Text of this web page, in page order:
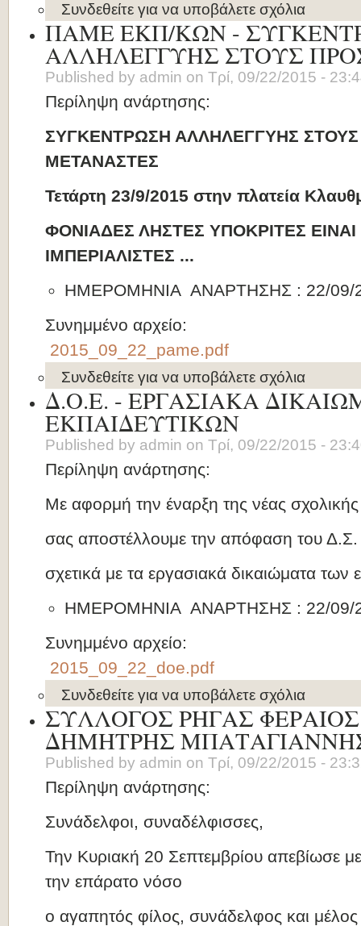
Συνδεθείτε για να υποβάλετε σχόλια
ΠΑΜΕ ΕΚΠ/ΚΩΝ -
ΑΛΛΗΛΕΓΓΥΗΣ ΣΤΟΥΣ
Published by admin on Τρί, 09/22/2015 -
Περίληψη ανάρτησης:
ΣΥΓΚΕΝΤΡΩΣΗ ΑΛΛΗΛΕΓΓΥΗΣ
ΜΕΤΑΝΑΣΤΕΣ
Τετάρτη 23/9/2015 στην πλατεία
ΦΟΝΙΑΔΕΣ ΛΗΣΤΕΣ ΥΠΟΚΡΙΤΕΣ ΕΙΝΑΙ
ΙΜΠΕΡΙΑΛΙΣΤΕΣ ...
ΗΜΕΡΟΜΗΝΙΑ ΑΝΑΡΤΗΣΗΣ : 22/09/
Συνημμένο αρχείο:
2015_09_22_pame.pdf
Συνδεθείτε για να υποβάλετε σχόλια
Δ.Ο.Ε. - ΕΡΓΑΣΙΑΚΑ
ΕΚΠΑΙΔΕΥΤΙΚΩΝ
Published by admin on Τρί, 09/22/2015 -
Περίληψη ανάρτησης:
Με αφορμή την έναρξη της νέας σχολικής
σας αποστέλλουμε την απόφαση του
σχετικά με τα εργασιακά δικαιώματα των
ΗΜΕΡΟΜΗΝΙΑ ΑΝΑΡΤΗΣΗΣ : 22/09/
Συνημμένο αρχείο:
2015_09_22_doe.pdf
Συνδεθείτε για να υποβάλετε σχόλια
ΣΥΛΛΟΓΟΣ ΡΗΓΑΣ
ΔΗΜΗΤΡΗΣ
Published by admin on Τρί, 09/22/2015 -
Περίληψη ανάρτησης:
Συνάδελφοι, συναδέλφισσες,
Την Κυριακή 20 Σεπτεμβρίου απεβίωσε
την επάρατο νόσο
ο αγαπητός φίλος, συνάδελφος και